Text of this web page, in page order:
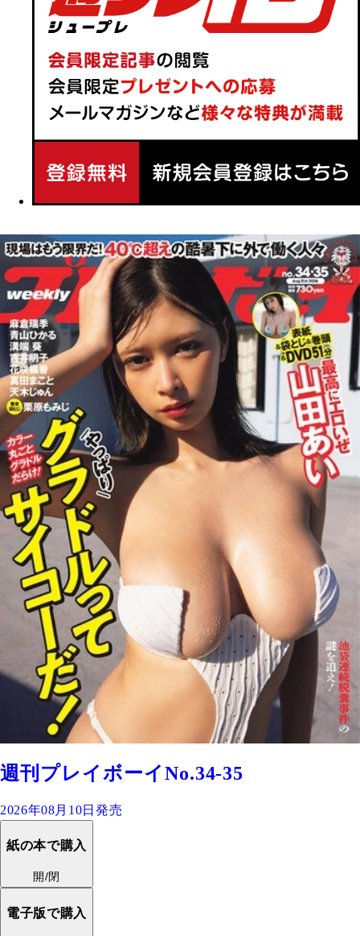
週刊プレイボーイNo.34-35
2026年08月10日発売
紙の本で購入
開/閉
電子版で購入